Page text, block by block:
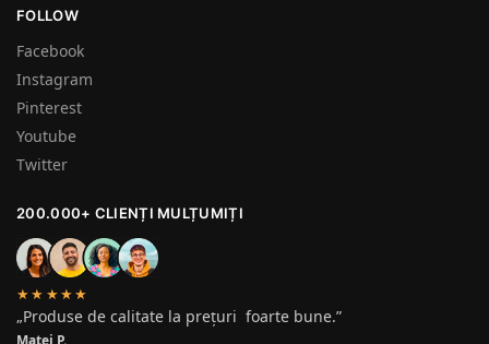
FOLLOW
Facebook
Instagram
Pinterest
Youtube
Twitter
200.000+ CLIENȚI MULȚUMIȚI
★★★★★
„Produse de calitate la prețuri foarte bune.”